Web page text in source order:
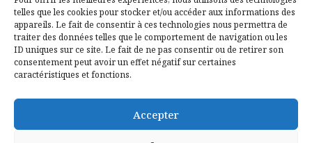
telles que les cookies pour stocker et/ou accéder aux informations des
appareils. Le fait de consentir à ces technologies nous permettra de
traiter des données telles que le comportement de navigation ou les
ID uniques sur ce site. Le fait de ne pas consentir ou de retirer son
consentement peut avoir un effet négatif sur certaines
caractéristiques et fonctions.
Accepter
Contactez-nous
Mentions légales